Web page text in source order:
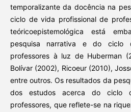
temporalizante da docência na
ciclo de vida profissional de
teóricoepistemológica está
pesquisa narrativa e do ciclo
professores à luz de Huberman
Bolívar (2002), Ricoeur (2010),
entre outros. Os resultados da
dos estudos acerca do ciclo
professores, que reflete-se na